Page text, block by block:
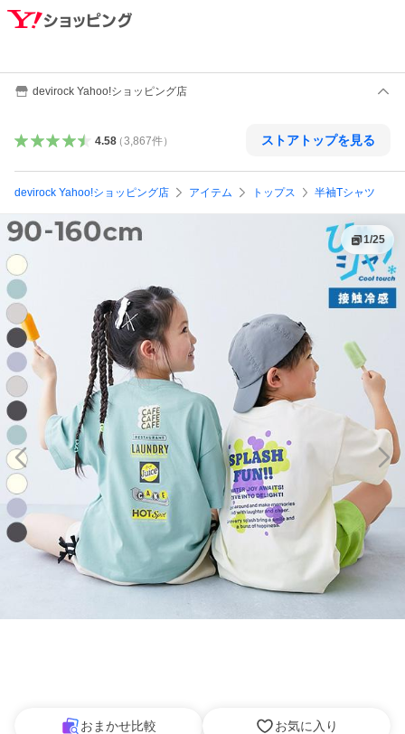
devirock Yahoo!ショッピング店
4.58（3,867件） ストアトップを見る
devirock Yahoo!ショッピング店 アイテム トップス 半袖Tシャツ
1/25
おまかせ比較 お気に入り